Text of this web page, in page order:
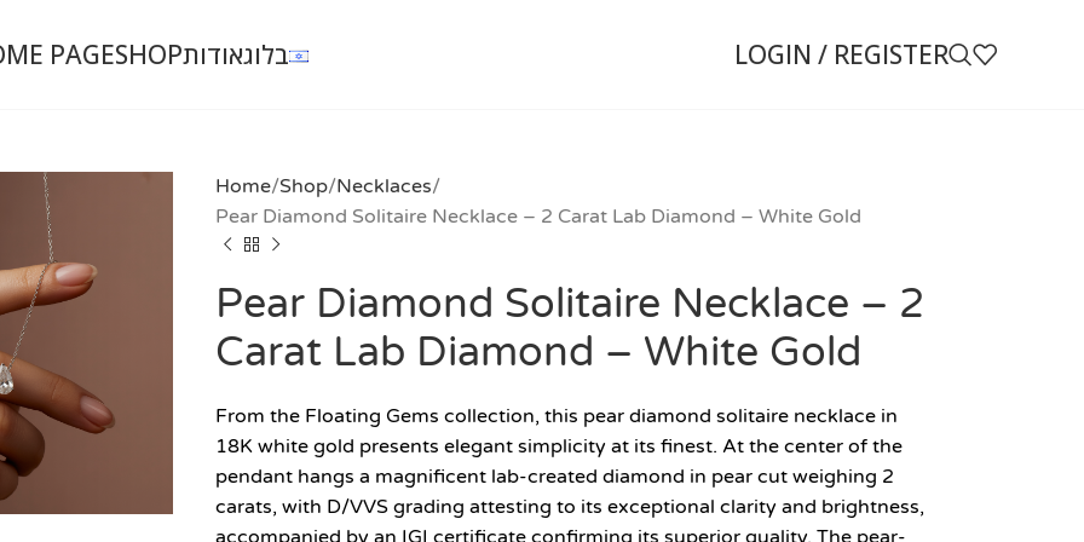
PAGESHOPאודותבלוג LOGIN / REGISTER
Home Shop Necklaces
Pear Diamond Solitaire Necklace – 2 Carat Lab Diamond – White Gold
Pear Diamond Solitaire Necklace – 2
Carat Lab Diamond – White Gold
From the Floating Gems collection, this pear diamond solitaire necklace in
18K white gold presents elegant simplicity at its finest. At the center of the
pendant hangs a magnificent lab-created diamond in pear cut weighing 2
carats, with D/VVS grading attesting to its exceptional clarity and brightness,
accompanied by an IGI certificate confirming its superior quality. The pear-